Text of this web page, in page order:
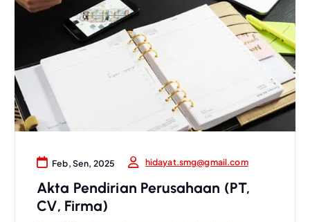
Feb, Sen, 2025 hidayat.smg@gmail.com
Akta Pendirian Perusahaan (PT,
CV, Firma)